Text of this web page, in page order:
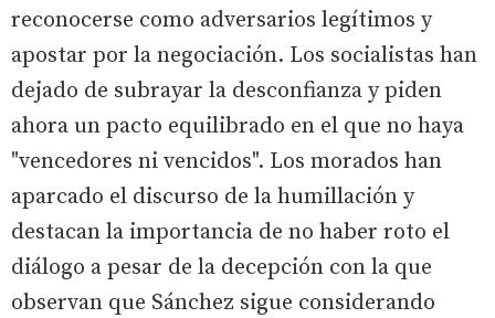
reconocerse como adversarios legítimos y
apostar por la negociación. Los socialistas han
dejado de subrayar la desconfianza y piden
ahora un pacto equilibrado en el que no haya
"vencedores ni vencidos". Los morados han
aparcado el discurso de la humillación y
destacan la importancia de no haber roto el
diálogo a pesar de la decepción con la que
observan que Sánchez sigue considerando